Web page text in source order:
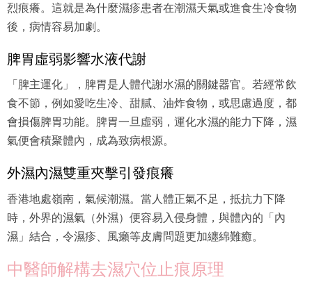
烈痕癢。這就是為什麼濕疹患者在潮濕天氣或進食生冷食物
後，病情容易加劇。
脾胃虛弱影響水液代謝
「脾主運化」，脾胃是人體代謝水濕的關鍵器官。若經常飲
食不節，例如愛吃生冷、甜膩、油炸食物，或思慮過度，都
會損傷脾胃功能。脾胃一旦虛弱，運化水濕的能力下降，濕
氣便會積聚體內，成為致病根源。
外濕內濕雙重夾擊引發痕癢
香港地處嶺南，氣候潮濕。當人體正氣不足，抵抗力下降
時，外界的濕氣（外濕）便容易入侵身體，與體內的「內
濕」結合，令濕疹、風癩等皮膚問題更加纏綿難癒。
中醫師解構去濕穴位止痕原理